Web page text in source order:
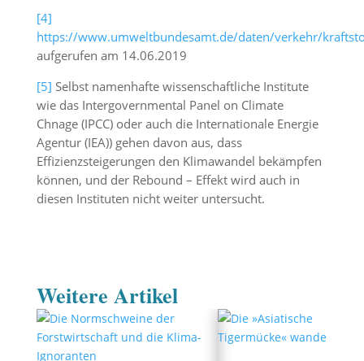
[4]
https://www.umweltbundesamt.de/daten/verkehr/
aufgerufen am 14.06.2019
[5] Selbst namenhafte wissenschaftliche Institute
wie das Intergovernmental Panel on Climate
Chnage (IPCC) oder auch die Internationale Energie
Agentur (IEA)) gehen davon aus, dass
Effizienzsteigerungen den Klimawandel bekämpfen
können, und der Rebound – Effekt wird auch in
diesen Instituten nicht weiter untersucht.
Weitere Artikel